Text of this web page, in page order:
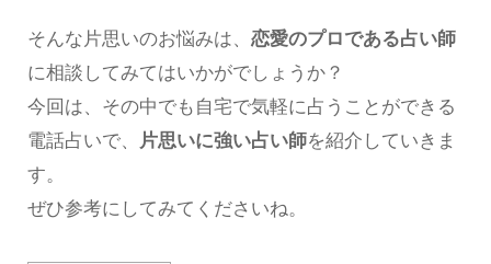
そんな片思いのお悩みは、 恋愛のプロである占い師
に相談してみてはいかがでしょうか？
今回は、その中でも自宅で気軽に占うことができる
電話占いで、
片思いに強い占い師を紹介していきま
す。
ぜひ参考にしてみてくださいね。